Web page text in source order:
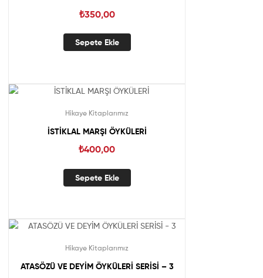
₺350,00
Sepete Ekle
Hikaye Kitaplarımız
İSTİKLAL MARŞI ÖYKÜLERİ
₺400,00
Sepete Ekle
Hikaye Kitaplarımız
ATASÖZÜ VE DEYİM ÖYKÜLERİ SERİSİ – 3